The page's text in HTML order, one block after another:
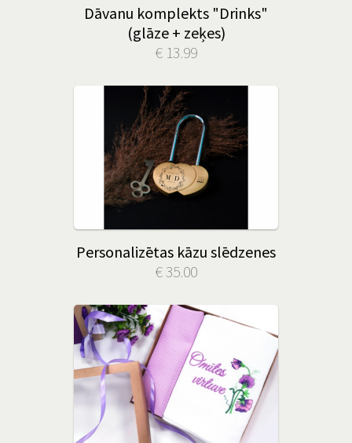
Dāvanu komplekts "Drinks"
(glāze + zeķes)
€ 13.99
Personalizētas kāzu slēdzenes
€ 35.00